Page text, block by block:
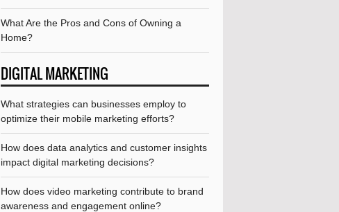
What Are the Pros and Cons of Owning a
Home?
DIGITAL MARKETING
What strategies can businesses employ to
optimize their mobile marketing efforts?
How does data analytics and customer insights
impact digital marketing decisions?
How does video marketing contribute to brand
awareness and engagement online?